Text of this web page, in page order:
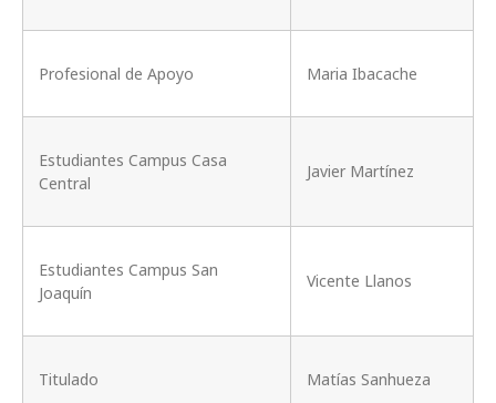
Profesional de Apoyo Maria Ibacache
Estudiantes Campus Casa
Central
Javier Martínez
Estudiantes Campus San
Joaquín
Vicente Llanos
Titulado Matías Sanhueza